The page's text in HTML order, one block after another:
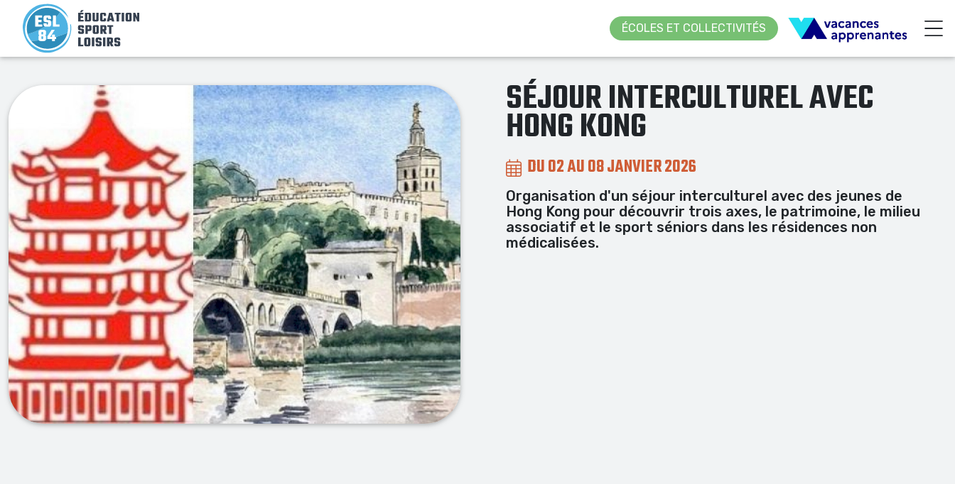
ÉCOLES ET COLLECTIVITÉS
SÉJOUR INTERCULTUREL AVEC
HONG KONG
DU 02 AU 08 JANVIER 2026
Organisation d'un séjour interculturel avec des jeunes de
Hong Kong pour découvrir trois axes, le patrimoine, le milieu
associatif et le sport séniors dans les résidences non
médicalisées.